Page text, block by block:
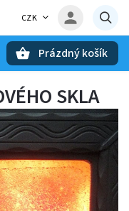
CZK
Prázdný košík
SKLA